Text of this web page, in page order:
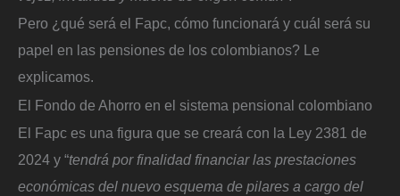
Pero ¿qué será el Fapc, cómo funcionará y cuál será su
papel en las pensiones de los colombianos? Le
explicamos.
El Fondo de Ahorro en el sistema pensional colombiano
El Fapc es una figura que se creará con la Ley 2381 de
2024 y “tendrá por finalidad financiar las prestaciones
económicas del nuevo esquema de pilares a cargo del